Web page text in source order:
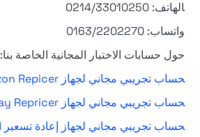
الهاتف: 0214/33010250
واتساب: 0163/2202270
حول حسابات الاختبار المجانية الخاصة بنا:
حساب تجريبي مجاني لجهاز Amazon Repicer الخاص بنا
حساب تجريبي مجاني لجهاز eBay Repricer الخاص بنا
حساب تجريبي مجاني لجهاز إعادة تسعير Kaufland الخاص بنا